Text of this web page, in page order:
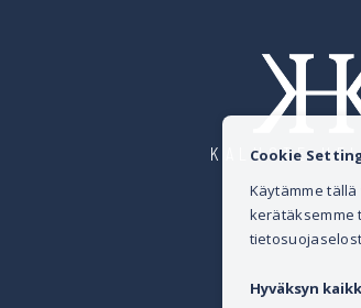
KALUSTE
Cookie
Käytämme
kerätäksemme
Hyväksyn